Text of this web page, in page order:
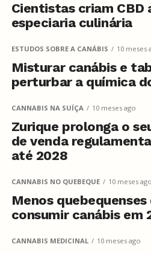
Cientistas criam CBD
especiaria culinária
ESTUDOS SOBRE A CANÁBIS 10 meses
Misturar canábis e
perturbar a química
CANNABIS NA SUÍÇA 10 meses ago
Zurique prolonga o
de venda
até 2028
CANNABIS NO QUEBEQUE 10 meses ago
Menos
consumir canábis em
CANNABIS MEDICINAL 10 meses ago